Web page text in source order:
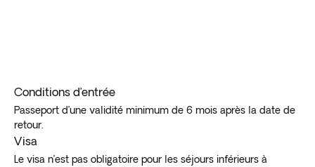
Conditions d’entrée
Passeport d’une validité minimum de 6 mois après la date de
retour.
Visa
Le visa n’est pas obligatoire pour les séjours inférieurs à